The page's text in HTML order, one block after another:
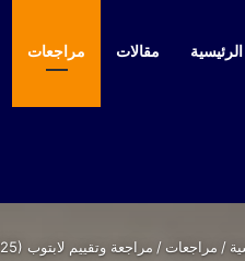
مقالات مراجعات
/ مراجعات / مراجعة وتقييم لابتوب ASUS ROG Strix Scar 18 (2025) نسخة RTX 5090